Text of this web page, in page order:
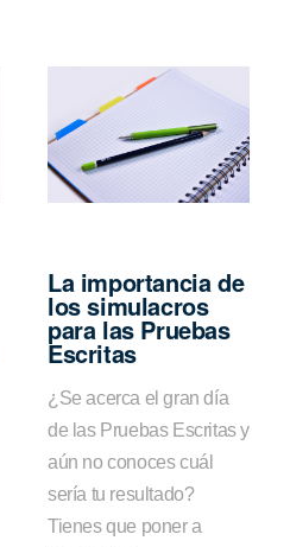
La importancia de
los simulacros
para las Pruebas
Escritas
¿Se acerca el gran día
de las Pruebas Escritas y
aún no conoces cuál
sería tu resultado?
Tienes que poner a